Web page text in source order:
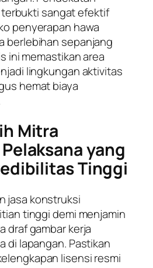
sangat efektif
penyerapan hawa
berlebihan sepanjang
ini memastikan area
lingkungan aktivitas
hemat biaya
Mitra
yang
Tinggi
jasa konstruksi
tinggi demi menjamin
draf gambar kerja
di lapangan. Pastikan
lisensi resmi